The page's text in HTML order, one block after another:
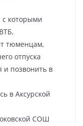
которыми
тюменцам,
отпуска
и позвонить в
в Аксурской
СОШ